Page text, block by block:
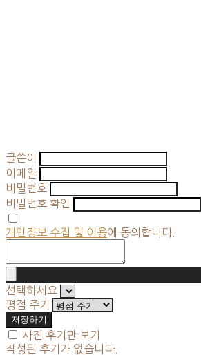
글쓴이
이메일
비밀번호
비밀번호 확인
개인정보 수집 및 이용에 동의합니다.
선택하세요
평점 주기
저장하기
사진 후기만 보기
작성된 후기가 없습니다.